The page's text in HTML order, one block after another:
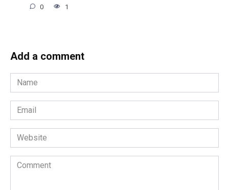
0 1
Add a comment
Name
*
Email
*
Website
Comment